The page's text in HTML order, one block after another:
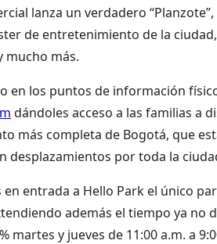
lanza un verdadero
de entretenimiento de la
mucho más.
en los puntos de información
dándoles acceso a las familias a
más completa de Bogotá, que
desplazamientos por toda la
entrada a Hello Park el único
además el tiempo ya no
martes y jueves de 11:00 a.m. a